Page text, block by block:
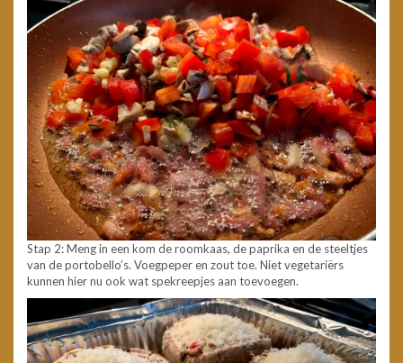
Stap 2: Meng in een kom de roomkaas, de paprika en de steeltjes
van de portobello’s. Voegpeper en zout toe. Niet vegetariërs
kunnen hier nu ook wat spekreepjes aan toevoegen.